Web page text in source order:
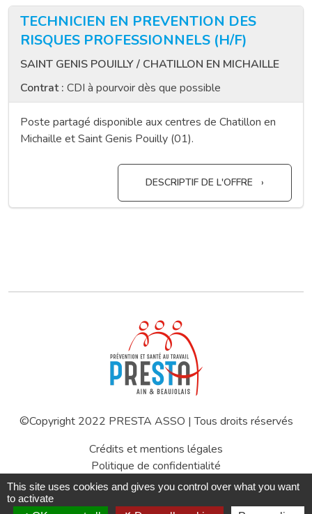
TECHNICIEN EN PREVENTION DES
RISQUES PROFESSIONNELS (H/F)
SAINT GENIS POUILLY / CHATILLON EN MICHAILLE
Contrat : CDI à pourvoir dès que possible
Poste partagé disponible aux centres de Chatillon en
Michaille et Saint Genis Pouilly (01).
DESCRIPTIF DE L'OFFRE
©Copyright 2022 PRESTA ASSO | Tous droits réservés
Crédits et mentions légales
Politique de confidentialité
Gestion des cookies
This site uses cookies and gives you control over what you want
to activate